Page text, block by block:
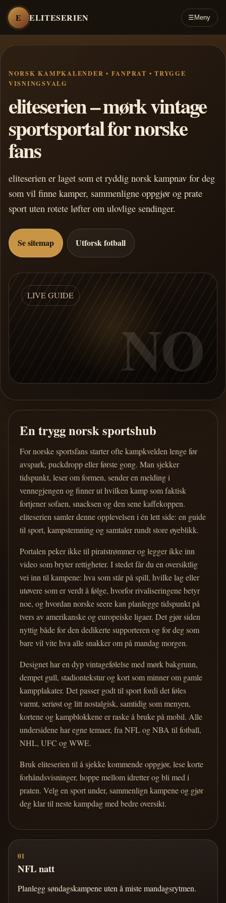
E ELITESERIEN ☰ Meny
NORSK KAMPKALENDER • FANPRAT • TRYGGE
VISNINGSVALG
eliteserien – mørk vintage
sportsportal for norske
fans
eliteserien er laget som et ryddig norsk kampnav for deg
som vil finne kamper, sammenligne oppgjør og prate
sport uten rotete løfter om ulovlige sendinger.
Se sitemap Utforsk fotball
LIVE GUIDE
NO
En trygg norsk sportshub
For norske sportsfans starter ofte kampkvelden lenge før
avspark, puckdropp eller første gong. Man sjekker
tidspunkt, leser om formen, sender en melding i
vennegjengen og finner ut hvilken kamp som faktisk
fortjener sofaen, snacksen og den sene kaffekoppen.
eliteserien samler denne opplevelsen i én lett side: en guide
til sport, kampstemning og samtaler rundt store øyeblikk.
Portalen peker ikke til piratstrømmer og legger ikke inn
video som bryter rettigheter. I stedet får du en oversiktlig
vei inn til kampene: hva som står på spill, hvilke lag eller
utøvere som er verdt å følge, hvorfor rivaliseringene betyr
noe, og hvordan norske seere kan planlegge tidspunkt på
tvers av amerikanske og europeiske ligaer. Det gjør siden
nyttig både for den dedikerte supporteren og for deg som
bare vil vite hva alle snakker om på mandag morgen.
Designet har en dyp vintagefølelse med mørk bakgrunn,
dempet gull, stadiontekstur og kort som minner om gamle
kampplakater. Det passer godt til sport fordi det føles
varmt, seriøst og litt nostalgisk, samtidig som menyen,
kortene og kampblokkene er raske å bruke på mobil. Alle
undersidene har egne temaer, fra NFL og NBA til fotball,
NHL, UFC og WWE.
Bruk eliteserien til å sjekke kommende oppgjør, lese korte
forhåndsvisninger, hoppe mellom idretter og bli med i
praten. Velg en sport under, sammenlign kampene og gjør
deg klar til neste kampdag med bedre oversikt.
01
NFL natt
Planlegg søndagskampene uten å miste mandagsrytmen.